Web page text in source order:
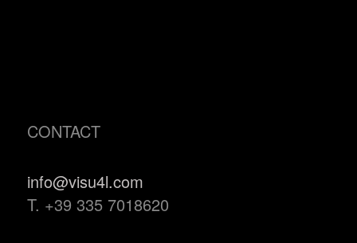
CONTACT
info@visu4l.com
T. +39 335 7018620